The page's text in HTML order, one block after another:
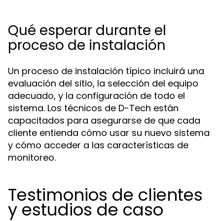
Qué esperar durante el
proceso de instalación
Un proceso de instalación típico incluirá una
evaluación del sitio, la selección del equipo
adecuado, y la configuración de todo el
sistema. Los técnicos de D-Tech están
capacitados para asegurarse de que cada
cliente entienda cómo usar su nuevo sistema
y cómo acceder a las características de
monitoreo.
Testimonios de clientes
y estudios de caso